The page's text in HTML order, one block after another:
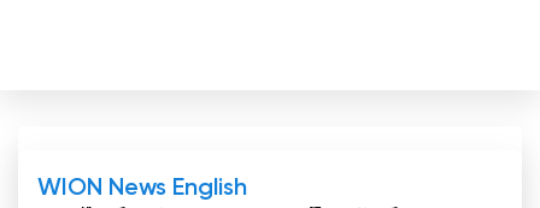
WION News English